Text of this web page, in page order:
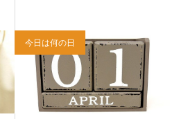
今日は何の日